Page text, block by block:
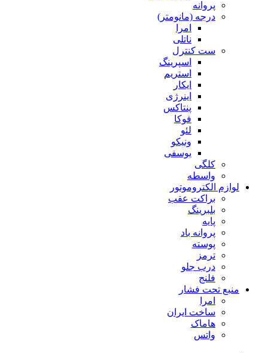
پروانه
درجه (مانومتر)
امرا
ناتلی
ست کنترل
اسپرینگ
استریم
ایکار
اینرژی
پنتاکس
فوکا
لئو
ونیکو
یوسفی
کلگی
واسطه
لوازم الکتروموتور
براکت عقب
بلبرینگ
پایه
پروانه باد
پوسته
ترمز
درب جلو
فلنج
منبع تحت فشار
امرا
ساخت ایران
هاماک
واتس